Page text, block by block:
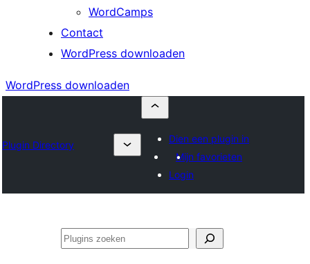
WordCamps
Contact
WordPress downloaden
WordPress downloaden
Plugin Directory
Dien een plugin in
Mijn favorieten
Login
Zoeken